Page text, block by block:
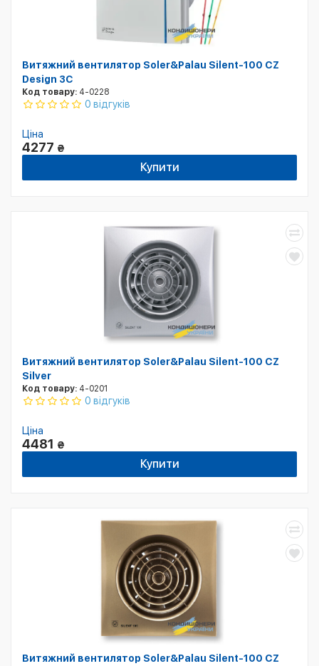
Витяжний вентилятор Soler&Palau Silent-100 CZ
Design 3С
Код товару: 4-0228
0 відгуків
Ціна
4277 ₴
Купити
Витяжний вентилятор Soler&Palau Silent-100 CZ
Silver
Код товару: 4-0201
0 відгуків
Ціна
4481 ₴
Купити
Витяжний вентилятор Soler&Palau Silent-100 CZ